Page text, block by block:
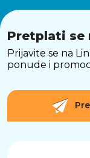
Pretplati se
Prijavite se na
ponude i